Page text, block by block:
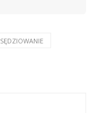
SĘDZIOWANIE